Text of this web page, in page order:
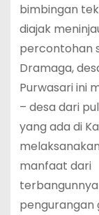
bimbingan
diajak
percontohan
Dramaga,
Purwasari ini
– desa dari
yang ada di
manfaat dari
pengurangan